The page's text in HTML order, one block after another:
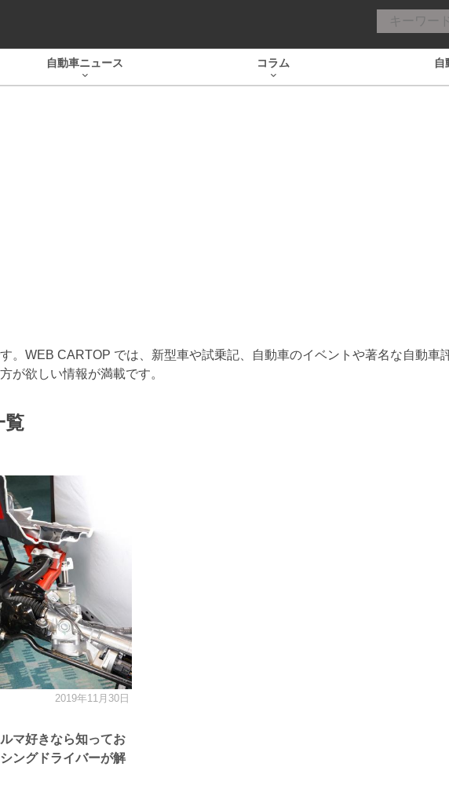
自動車ニュース コラム 自
。WEB CARTOP では、新型車や試乗記、自動車のイベントや著名な自動車
が欲しい情報が満載です。
覧
マ好きなら知ってお
ングドライバーが解
2019年11月30日